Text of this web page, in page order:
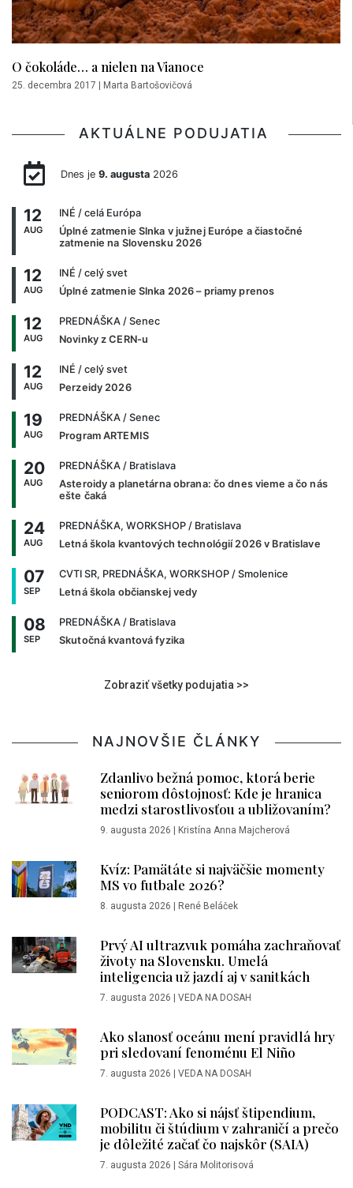
O čokoláde… a nielen na Vianoce
25. decembra 2017 Marta Bartošovičová
AKTUÁLNE PODUJATIA
Dnes je 9. augusta2026
12
AUG
INÉ / celá Európa
Úplné zatmenie Slnka v južnej Európe a čiastočné
zatmenie na Slovensku 2026
12
AUG
INÉ / celý svet
Úplné zatmenie Slnka 2026 – priamy prenos
12
AUG
PREDNÁŠKA / Senec
Novinky z CERN-u
12
AUG
INÉ / celý svet
Perzeidy 2026
19
AUG
PREDNÁŠKA / Senec
Program ARTEMIS
20
AUG
PREDNÁŠKA / Bratislava
Asteroidy a planetárna obrana: čo dnes vieme a čo nás
ešte čaká
24
AUG
PREDNÁŠKA, WORKSHOP / Bratislava
Letná škola kvantových technológií 2026 v Bratislave
07
SEP
CVTI SR, PREDNÁŠKA, WORKSHOP / Smolenice
Letná škola občianskej vedy
08
SEP
PREDNÁŠKA / Bratislava
Skutočná kvantová fyzika
Zobraziť všetky podujatia >>
NAJNOVŠIE ČLÁNKY
Zdanlivo bežná pomoc, ktorá berie
seniorom dôstojnosť: Kde je hranica
medzi starostlivosťou a ubližovaním?
9. augusta 2026 Kristína Anna Majcherová
Kvíz: Pamätáte si najväčšie momenty
MS vo futbale 2026?
8. augusta 2026 René Beláček
Prvý AI ultrazvuk pomáha zachraňovať
životy na Slovensku. Umelá
inteligencia už jazdí aj v sanitkách
7. augusta 2026 VEDA NA DOSAH
Ako slanosť oceánu mení pravidlá hry
pri sledovaní fenoménu El Niño
7. augusta 2026 VEDA NA DOSAH
PODCAST: Ako si nájsť štipendium,
mobilitu či štúdium v zahraničí a prečo
je dôležité začať čo najskôr (SAIA)
7. augusta 2026 Sára Molitorisová